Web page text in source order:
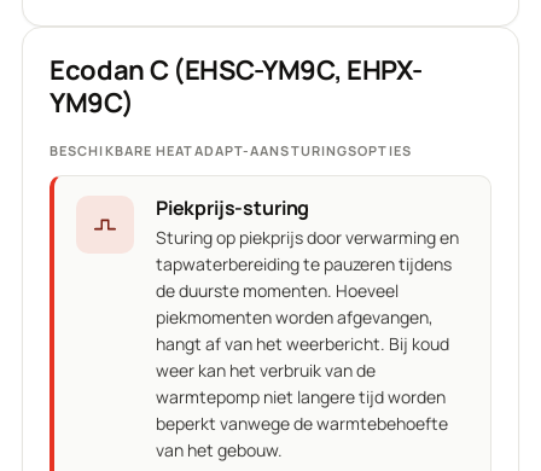
Ecodan C (EHSC-YM9C, EHPX-
YM9C)
BESCHIKBARE HEATADAPT-AANSTURINGSOPTIES
Piekprijs-sturing
Sturing op piekprijs door verwarming en
tapwaterbereiding te pauzeren tijdens
de duurste momenten. Hoeveel
piekmomenten worden afgevangen,
hangt af van het weerbericht. Bij koud
weer kan het verbruik van de
warmtepomp niet langere tijd worden
beperkt vanwege de warmtebehoefte
van het gebouw.